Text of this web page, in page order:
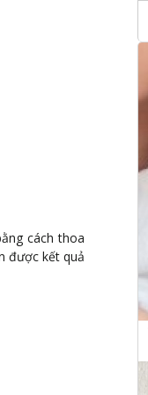
cách thoa
được kết quả